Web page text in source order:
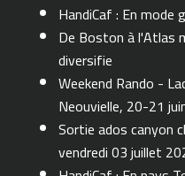
HandiCaf : En mode
De Boston à l'Atlas
diversifie
Weekend Rando -
Neouvielle, 20-21
Sortie ados canyon
vendredi 03 juillet